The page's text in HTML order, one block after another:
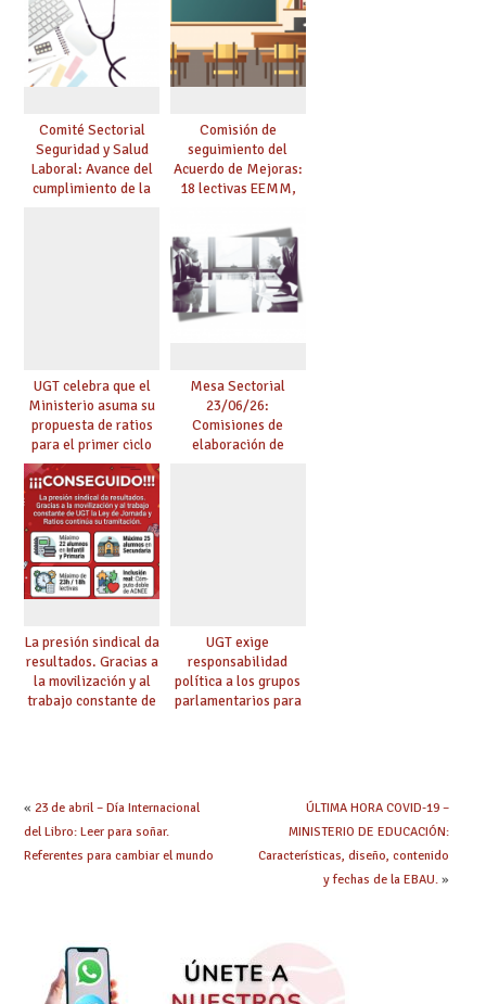
25/26
Comité Sectorial
Seguridad y Salud
Laboral: Avance del
cumplimiento de la
Comisión de
seguimiento del
Acuerdo de Mejoras:
18 lectivas EEMM,
mayores 55 y pilotaje
en centros
tensionados
UGT celebra que el
Ministerio asuma su
propuesta de ratios
para el primer ciclo
de Infantil y pide
extender la misma
ambición al resto de
etapas
Mesa Sectorial
23/06/26:
Comisiones de
elaboración de
La presión sindical da
resultados. Gracias a
la movilización y al
trabajo constante de
UGT exige
responsabilidad
política a los grupos
parlamentarios para
« 23 de abril – Día Internacional
del Libro: Leer para soñar.
Referentes para cambiar el mundo
ÚLTIMA HORA COVID-19 –
MINISTERIO DE EDUCACIÓN:
Características, diseño, contenido
y fechas de la EBAU.»